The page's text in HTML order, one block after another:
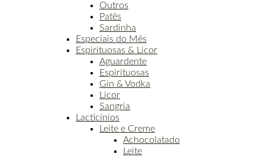
Outros
Patês
Sardinha
Especiais do Mês
Espirituosas & Licor
Aguardente
Espirituosas
Gin & Vodka
Licor
Sangria
Lacticínios
Leite e Creme
Achocolatado
Leite